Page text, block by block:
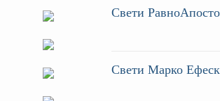
Свети
Свети Марко